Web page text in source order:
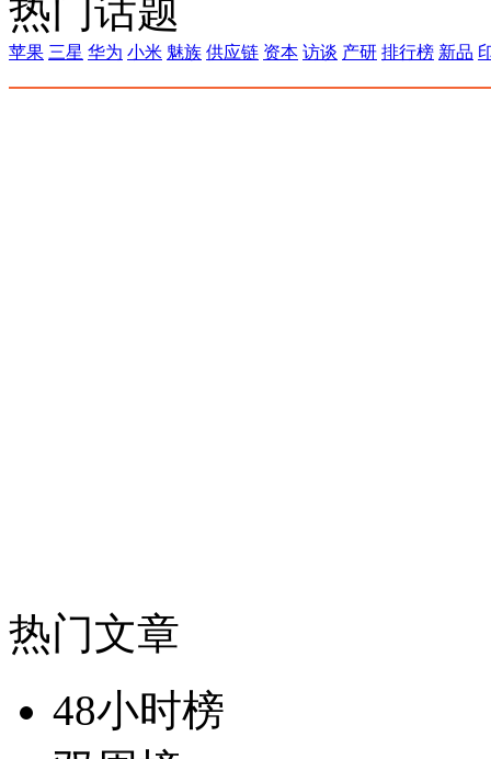
热门话题
苹果 三星 华为 小米 魅族 供应链 资本 访谈 产研 排行榜 新品
热门文章
48小时榜